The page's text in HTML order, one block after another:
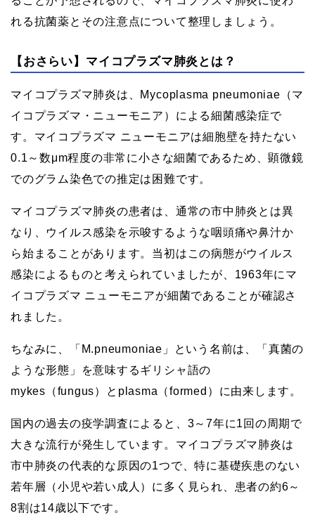
れる抗菌薬とその注意点について整理しましょう。
【おさらい】マイコプラズマ肺炎とは？
マイコプラズマ肺炎は、Mycoplasma pneumoniae（マ
イコプラズマ・ニューモニア）による細菌感染症で
す。マイコプラズマ ニューモニアは細胞壁を持たない
0.1～数μm程度の非常に小さな細菌であるため、顕微鏡
でのグラム染色での推定は困難です。
マイコプラズマ肺炎の患者は、通常の市中肺炎とは異
なり、ウイルス感染を示唆するような咽頭痛や鼻汁か
ら始まることがあります。当初はこの病態がウイルス
感染によるものと考えられていましたが、1963年にマ
イコプラズマ ニューモニアが細菌であることが確認さ
れました。
ちなみに、「M.pneumoniae」という名前は、「真菌の
ような形態」を意味するギリシャ語の
mykes（fungus）とplasma（formed）に由来します。
国内の過去の疫学調査によると、3～7年に1回の周期で
大きな流行が発生しています。マイコプラズマ肺炎は
市中肺炎の代表的な原因の1つで、特に基礎疾患のない
若年層（小児や若い成人）に多く見られ、患者の約6～
8割は14歳以下です。